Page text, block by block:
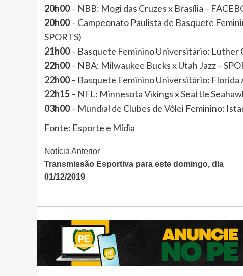
20h00– NBB: Mogi das Cruzes x Brasília –
20h00– Campeonato Paulista de Basquete
SPORTS)
21h00– Basquete Feminino Universitário:
22h00– NBA: Milwaukee Bucks x Utah Jazz –
22h00– Basquete Feminino Universitário: Florida
22h15– NFL: Minnesota Vikings x Seattle
03h00– Mundial de Clubes de Vôlei Feminino:
Fonte: Esporte e Mídia
Continue
Lendo
Notícia Anterior
Transmissão Esportiva para este domingo, dia
01/12/2019